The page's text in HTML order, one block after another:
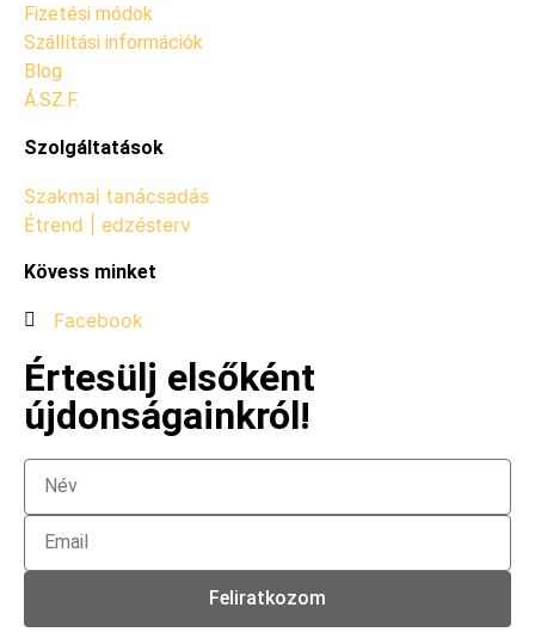
Fizetési módok
Szállítási információk
Blog
Á.SZ.F.
Szolgáltatások
Szakmai tanácsadás
Étrend | edzésterv
Kövess minket
Facebook
Értesülj elsőként
újdonságainkról!
Feliratkozom